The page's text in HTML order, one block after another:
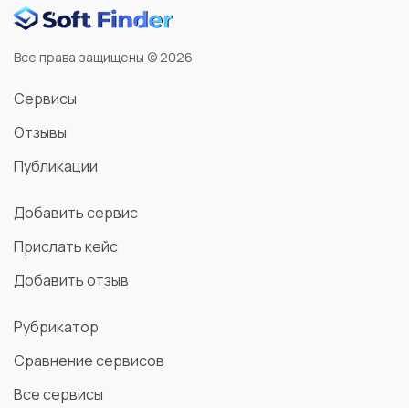
Все права защищены © 2026
Сервисы
Отзывы
Публикации
Добавить сервис
Прислать кейс
Добавить отзыв
Рубрикатор
Сравнение сервисов
Все сервисы